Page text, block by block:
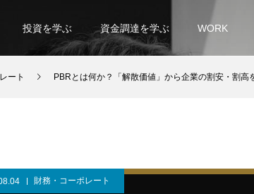
投資を学ぶ 資金調達を学ぶ WORK
ート PBRとは何か？「解散価値」から企業の割安・割高
財務・コーポレート